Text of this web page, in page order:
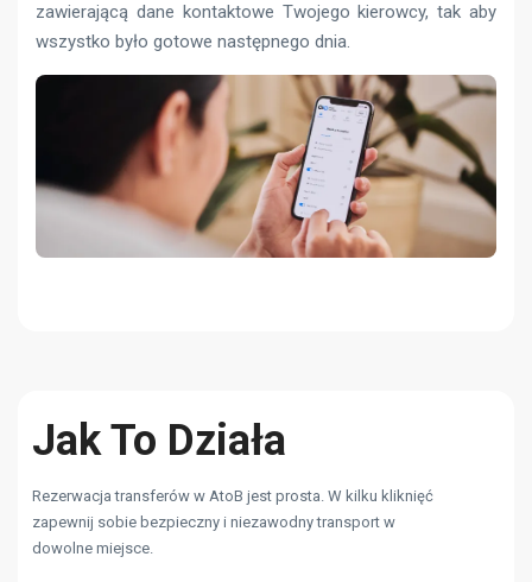
zawierającą dane kontaktowe Twojego kierowcy, tak aby
wszystko było gotowe następnego dnia.
Jak To Działa
Rezerwacja transferów w AtoB jest prosta. W kilku kliknięć
zapewnij sobie bezpieczny i niezawodny transport w
dowolne miejsce.